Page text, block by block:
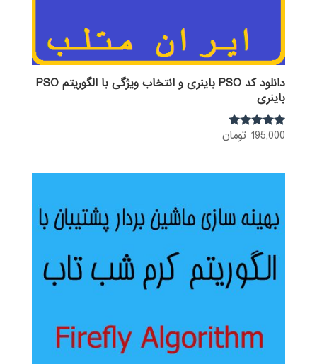
دانلود کد PSO باینری و انتخاب ویژگی با الگوریتم PSO
باینری
نمره
195,000 تومان